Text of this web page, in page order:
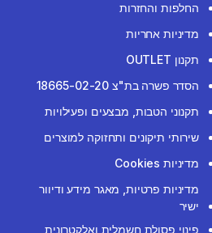
החלפות והחזרות
מדיניות אחריות
תקנון OUTLET
הסדר פשרה בת"צ 18665-02-20
תקנוני הטבות, מבצעים ופעילויות
שירותי תיקונים ותחזוקה למוצרים
מדיניות Cookies
מדיניות פרטיות, מאגר מידע ודיוור
ישיר
פינוי פסולת חשמלית ואלקטרונית